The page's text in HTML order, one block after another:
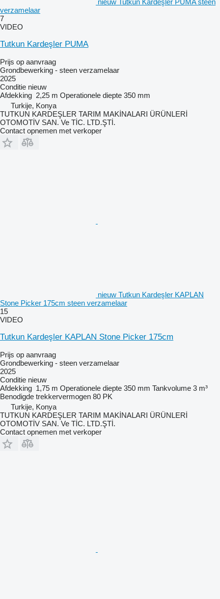
nieuw Tutkun Kardeşler PUMA steen
verzamelaar
7
VIDEO
Tutkun Kardeşler PUMA
Prijs op aanvraag
Grondbewerking - steen verzamelaar
2025
Conditie nieuw
Afdekking 2,25 m Operationele diepte 350 mm
Turkije, Konya
TUTKUN KARDEŞLER TARIM MAKİNALARI ÜRÜNLERİ
OTOMOTİV SAN. Ve TİC. LTD.ŞTİ.
Contact opnemen met verkoper
nieuw Tutkun Kardeşler KAPLAN
Stone Picker 175cm steen verzamelaar
15
VIDEO
Tutkun Kardeşler KAPLAN Stone Picker 175cm
Prijs op aanvraag
Grondbewerking - steen verzamelaar
2025
Conditie nieuw
Afdekking 1,75 m Operationele diepte 350 mm Tankvolume 3 m³
Benodigde trekkervermogen 80 PK
Turkije, Konya
TUTKUN KARDEŞLER TARIM MAKİNALARI ÜRÜNLERİ
OTOMOTİV SAN. Ve TİC. LTD.ŞTİ.
Contact opnemen met verkoper